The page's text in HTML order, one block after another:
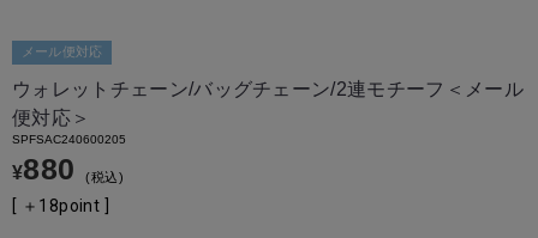
メール便対応
ウォレットチェーン/バッグチェーン/2連モチーフ＜メール
便対応＞
SPFSAC240600205
¥880 税込
[ ＋ 18point ]